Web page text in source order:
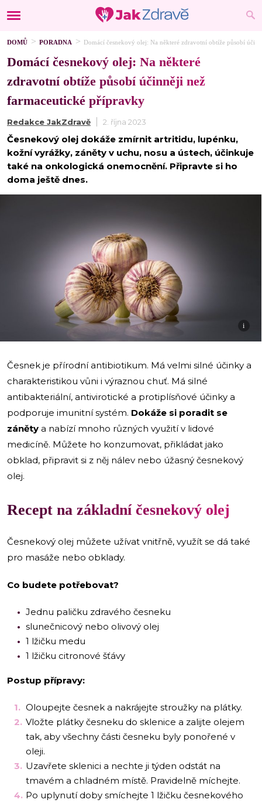
DOMŮ PORADNA Domácí česnekový olej: Na některé zdravotní obtíže působí
Domácí česnekový olej: Na některé
zdravotní obtíže působí účinněji než
farmaceutické přípravky
Redakce JakZdravě 2. října 2023
Česnekový olej dokáže zmírnit artritidu, lupénku,
kožní vyrážky, záněty v uchu, nosu a ústech, účinkuje
také na onkologická onemocnění. Připravte si ho
doma ještě dnes.
i
Česnek je přírodní antibiotikum. Má velmi silné účinky a
charakteristikou vůni i výraznou chuť. Má silné
antibakteriální, antivirotické a protiplísňové účinky a
podporuje imunitní systém. Dokáže si poradit se
záněty a nabízí mnoho různých využití v lidové
medicíně. Můžete ho konzumovat, přikládat jako
obklad, připravit si z něj nálev nebo úžasný česnekový
olej.
Recept na základní česnekový olej
Česnekový olej můžete užívat vnitřně, využít se dá také
pro masáže nebo obklady.
Co budete potřebovat?
Jednu paličku zdravého česneku
slunečnicový nebo olivový olej
1 lžičku medu
1 lžičku citronové šťávy
Postup přípravy:
Oloupejte česnek a nakrájejte stroužky na plátky.
Vložte plátky česneku do sklenice a zalijte olejem
tak, aby všechny části česneku byly ponořené v
oleji.
Uzavřete sklenici a nechte ji týden odstát na
tmavém a chladném místě. Pravidelně míchejte.
Po uplynutí doby smíchejte 1 lžičku česnekového